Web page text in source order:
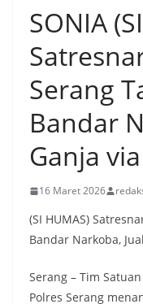
SONIA
Serang
Bandar
Ganja
16 Maret 2026
(SI HUMAS)
Bandar Narkoba,
Serang – Tim
Polres Serang